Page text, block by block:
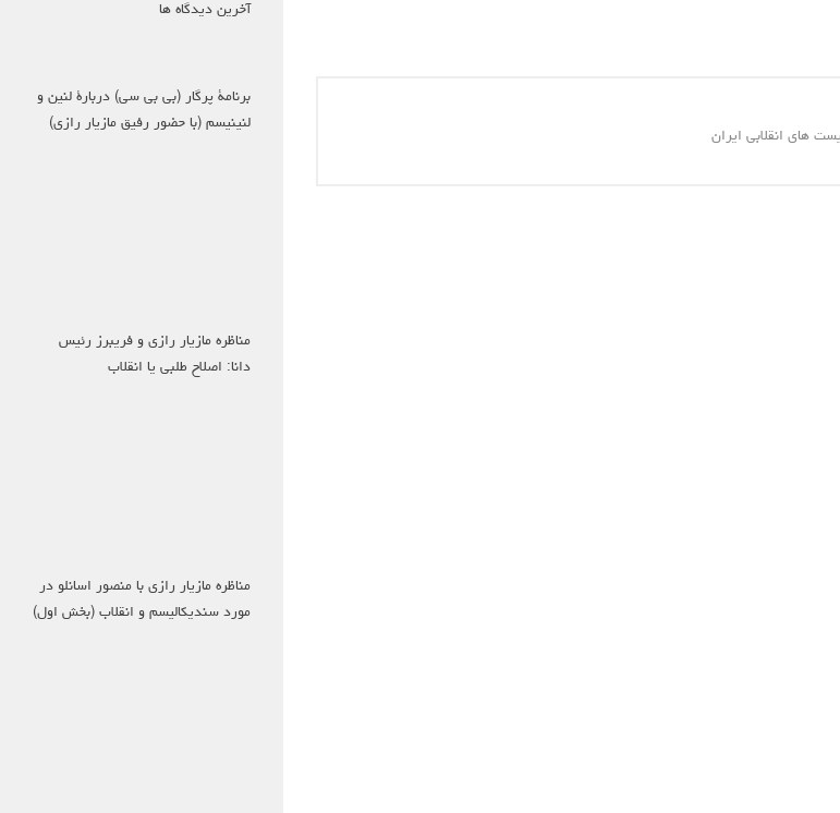
های انقلابی ایران
آخرین دیدگاه ها
برنامۀ پرگار (بی بی سی) دربارۀ لنین و
لنینیسم (با حضور رفیق مازیار رازی)
مناظره مازیار رازی و فریبرز رئیس
دانا: اصلاح طلبی یا انقلاب
مناظره مازیار رازی با منصور اسانلو در
مورد سندیکالیسم و انقلاب (بخش اول)